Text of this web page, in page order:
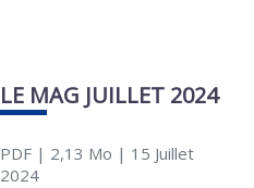
LE MAG JUILLET 2024
PDF| 2,13 Mo | 15 Juillet
2024